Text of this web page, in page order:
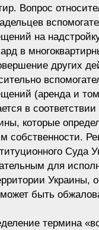
Вопрос
на
в
других
(аренда и
в
которые
собственности.
Суда
для
Украины,
быть
термина